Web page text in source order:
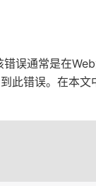
误通常是在
此错误。在本文